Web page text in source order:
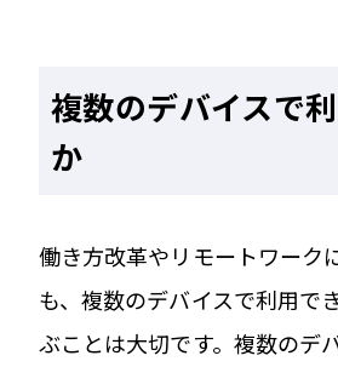
複数のデバイスで
か
働き方改革やリモートワーク
も、複数のデバイスで利用で
ぶことは大切です。複数のデ